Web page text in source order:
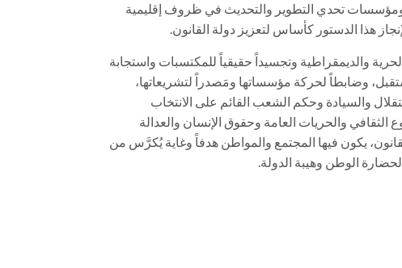
تحدي التطوير والتحديث في ظروف إقليمية
هذا الدستور كأساس لتعزيز دولة القانون.
والديمقراطية وتجسيداً حقيقياً للمكتسبات واستجابة
وضابطاً لحركة مؤسساتها ومَصدراً لتشريعاتها،
والسيادة وحكم الشعب القائم على الانتخاب
الثقافي والحريات العامة وحقوق الإنسان والعدالة
يكون فيها المجتمع والمواطن هدفاً وغاية يُكرَّس من
الوطن وهيبة الدولة.